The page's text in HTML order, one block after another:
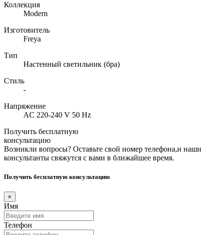
Коллекция
Modern
Изготовитель
Freya
Тип
Настенный светильник (бра)
Стиль
-
Напряжение
AC 220-240 V 50 Hz
Получить бесплатную
консультацию
Возникли вопросы? Оставьте свой номер телефона,и наши
консультанты свяжутся с вами в ближайшее время.
Получить бесплатную консультацию
×
Имя
Телефон